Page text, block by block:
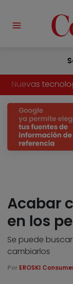
Nuevas
Acabar
en los
Se puede
cambiarlos
Por EROSKI